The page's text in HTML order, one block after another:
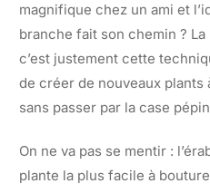
magnifique chez un ami et
branche fait son chemin ?
c’est justement cette
de créer de nouveaux plants
sans passer par la case
On ne va pas se mentir :
plante la plus facile à